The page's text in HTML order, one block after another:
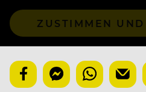
ZUSTIMMEN